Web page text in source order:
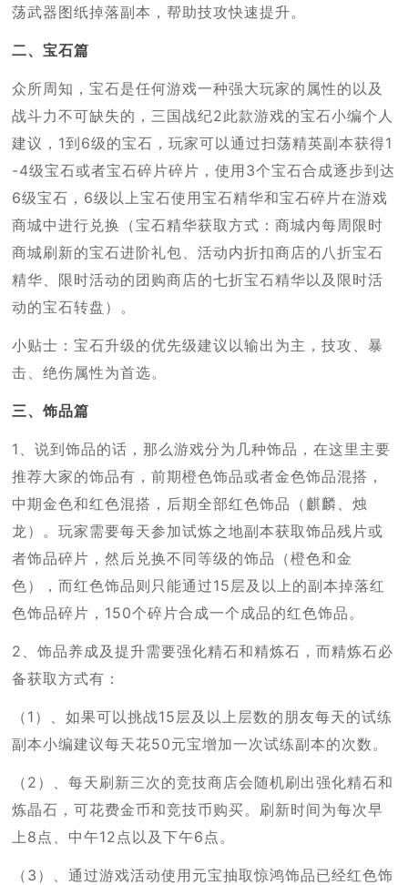
荡武器图纸掉落副本，帮助技攻快速提升。
二、宝石篇
众所周知，宝石是任何游戏一种强大玩家的属性的以及
战斗力不可缺失的，三国战纪2此款游戏的宝石小编个人
建议，1到6级的宝石，玩家可以通过扫荡精英副本获得1
-4级宝石或者宝石碎片碎片，使用3个宝石合成逐步到达
6级宝石，6级以上宝石使用宝石精华和宝石碎片在游戏
商城中进行兑换（宝石精华获取方式：商城内每周限时
商城刷新的宝石进阶礼包、活动内折扣商店的八折宝石
精华、限时活动的团购商店的七折宝石精华以及限时活
动的宝石转盘）。
小贴士：宝石升级的优先级建议以输出为主，技攻、暴
击、绝伤属性为首选。
三、饰品篇
1、说到饰品的话，那么游戏分为几种饰品，在这里主要
推荐大家的饰品有，前期橙色饰品或者金色饰品混搭，
中期金色和红色混搭，后期全部红色饰品（麒麟、烛
龙）。玩家需要每天参加试炼之地副本获取饰品残片或
者饰品碎片，然后兑换不同等级的饰品（橙色和金
色），而红色饰品则只能通过15层及以上的副本掉落红
色饰品碎片，150个碎片合成一个成品的红色饰品。
2、饰品养成及提升需要强化精石和精炼石，而精炼石必
备获取方式有：
（1）、如果可以挑战15层及以上层数的朋友每天的试练
副本小编建议每天花50元宝增加一次试练副本的次数。
（2）、每天刷新三次的竞技商店会随机刷出强化精石和
炼晶石，可花费金币和竞技币购买。刷新时间为每次早
上8点、中午12点以及下午6点。
（3）、通过游戏活动使用元宝抽取惊鸿饰品已经红色饰